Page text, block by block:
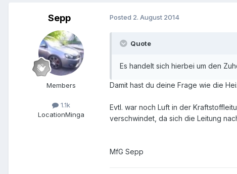
Sepp
Members
1.1k
LocationMinga
Posted 2. August 2014
Quote
Es handelt sich hierbei um den
Damit hast du deine Frage wie die
Evtl. war noch Luft in der
verschwindet, da sich die Leitung
MfG Sepp